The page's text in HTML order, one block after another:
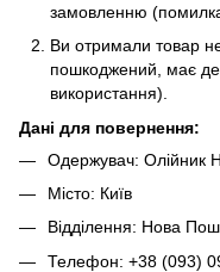
замовленню (помилка
Ви отримали товар
пошкоджений, має
використання).
Дані для повернення:
Одержувач: Олійник
Місто: Київ
Відділення: Нова
Телефон: +38 (093)